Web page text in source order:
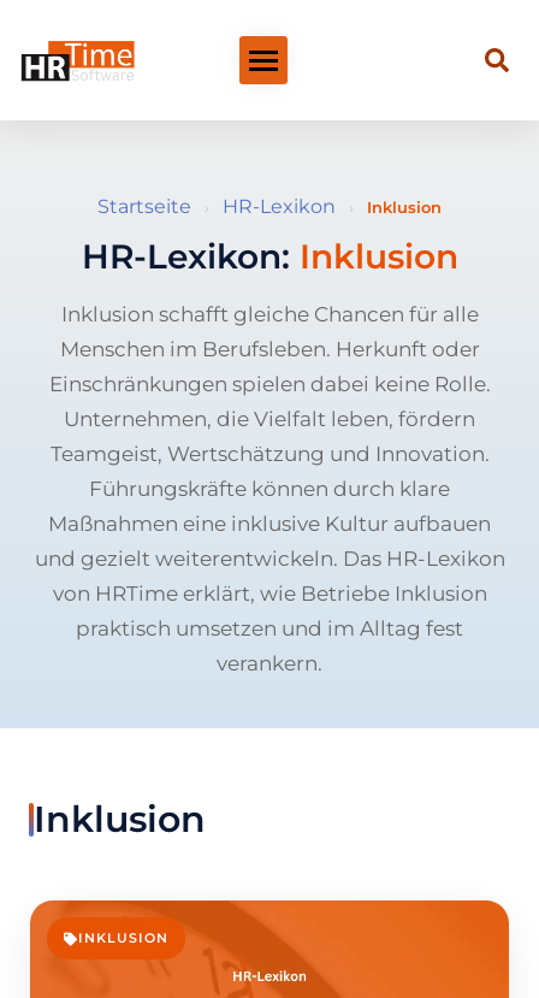
Startseite › HR-Lexikon › Inklusion
HR-Lexikon: Inklusion
Inklusion schafft gleiche Chancen für alle
Menschen im Berufsleben. Herkunft oder
Einschränkungen spielen dabei keine Rolle.
Unternehmen, die Vielfalt leben, fördern
Teamgeist, Wertschätzung und Innovation.
Führungskräfte können durch klare
Maßnahmen eine inklusive Kultur aufbauen
und gezielt weiterentwickeln. Das HR-Lexikon
von HRTime erklärt, wie Betriebe Inklusion
praktisch umsetzen und im Alltag fest
verankern.
Inklusion
INKLUSION